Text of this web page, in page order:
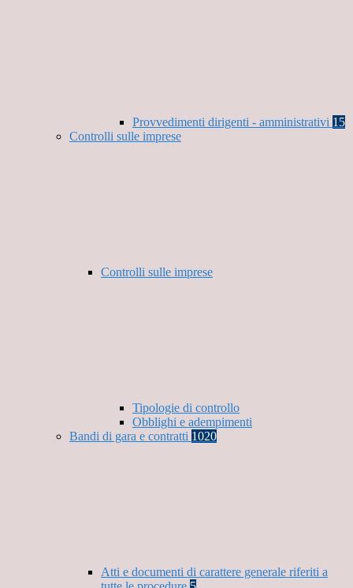
Provvedimenti dirigenti - amministrativi 15
Controlli sulle imprese
Controlli sulle imprese
Tipologie di controllo
Obblighi e adempimenti
Bandi di gara e contratti 1020
Atti e documenti di carattere generale riferiti a